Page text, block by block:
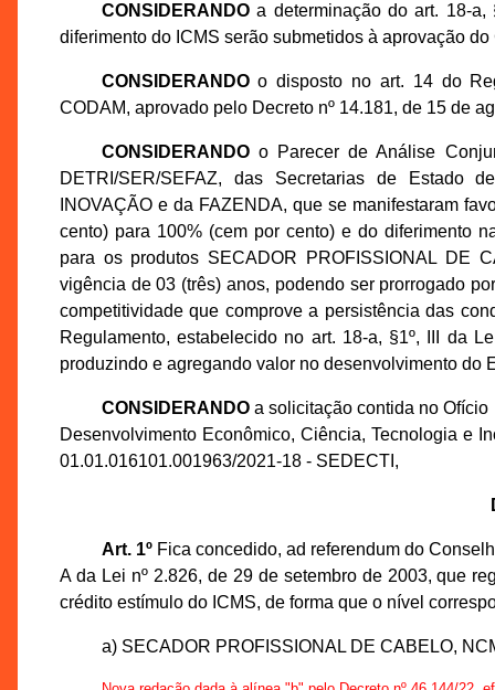
CONSIDERANDOa determinação do art. 18-a,
diferimento do ICMS serão submetidos à aprovação
CONSIDERANDOo disposto no art. 14 do
CODAM, aprovado pelo Decreto nº 14.181, de 15 de
CONSIDERANDOo Parecer de Análise
DETRI/SER/SEFAZ, das Secretarias de Estado
INOVAÇÃO e da FAZENDA, que se manifestaram
cento) para 100% (cem por cento) e do diferimento
para os produtos SECADOR PROFISSIONAL DE
vigência de 03 (três) anos, podendo ser prorrogado
competitividade que comprove a persistência das
Regulamento, estabelecido no art. 18-a, §1º, III da
produzindo e agregando valor no desenvolvimento do
CONSIDERANDOa solicitação contida no Ofício
Desenvolvimento Econômico, Ciência, Tecnologia e
01.01.016101.001963/2021-18 - SEDECTI,
Art. 1ºFica concedido, ad referendum do
A da Lei nº 2.826, de 29 de setembro de 2003, que
crédito estímulo do ICMS, de forma que o nível
a) SECADOR PROFISSIONAL DE CABELO,